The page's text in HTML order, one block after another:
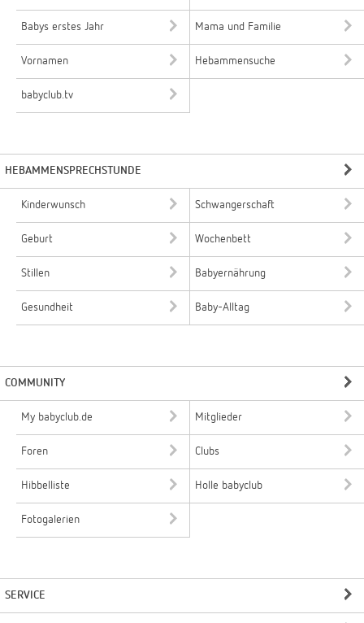
Babys erstes Jahr Mama und Familie
Vornamen Hebammensuche
babyclub.tv
HEBAMMENSPRECHSTUNDE
Kinderwunsch Schwangerschaft
Geburt Wochenbett
Stillen Babyernährung
Gesundheit Baby-Alltag
COMMUNITY
My babyclub.de Mitglieder
Foren Clubs
Hibbelliste Holle babyclub
Fotogalerien
SERVICE